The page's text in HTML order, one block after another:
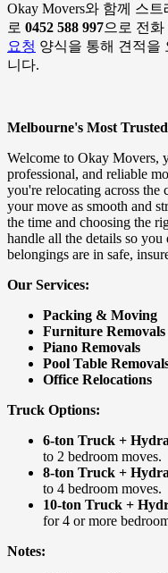
Okay Movers와 함께 스
로 0452 588 997으로 전
요청 양식을 통해 견적을
니다.
Melbourne's Most
Welcome to Okay Movers,
professional, and reliable
you're relocating across the
your move as smooth and
the time and choosing the
handle all the details so
belongings are in safe,
Our Services:
Packing & Moving
Furniture Removals
Piano Removals
Pool Table
Office Relocations
Truck Options:
6-ton Truck +
to 2 bedroom moves.
8-ton Truck +
to 4 bedroom moves.
10-ton Truck +
for 4 or more
Notes: